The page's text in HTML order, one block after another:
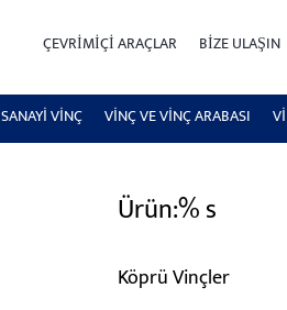
ÇEVRIMIÇI ARAÇLAR BIZE ULAŞIN
SANAYI VINÇ VINÇ VE VINÇ ARABASI
Ürün:% s
Köprü Vinçler